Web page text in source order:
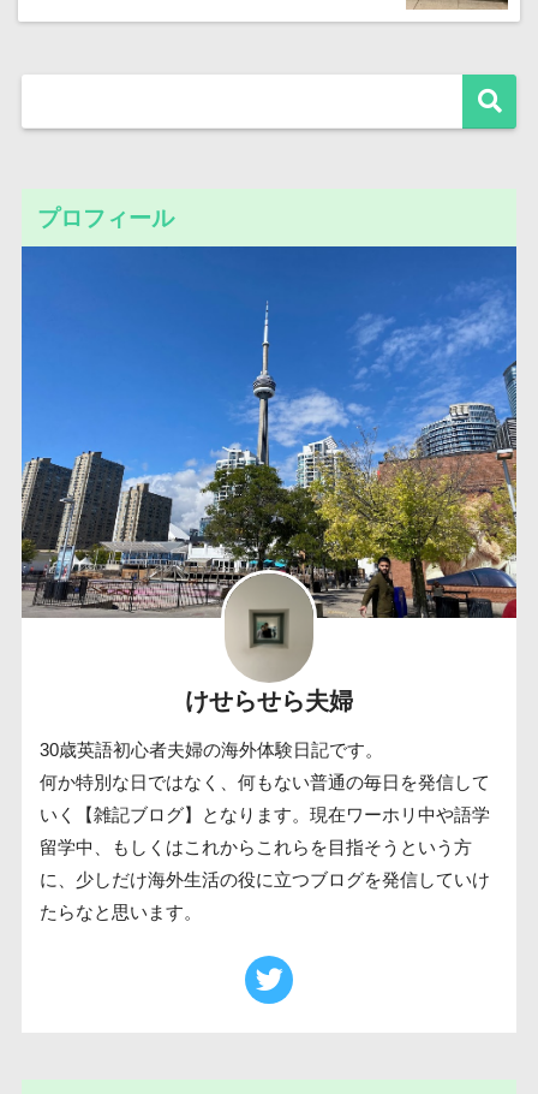
プロフィール
けせらせら夫婦
30歳英語初心者夫婦の海外体験日記です。
何か特別な日ではなく、何もない普通の毎日を発信して
いく【雑記ブログ】となります。現在ワーホリ中や語学
留学中、もしくはこれからこれらを目指そうという方
に、少しだけ海外生活の役に立つブログを発信していけ
たらなと思います。